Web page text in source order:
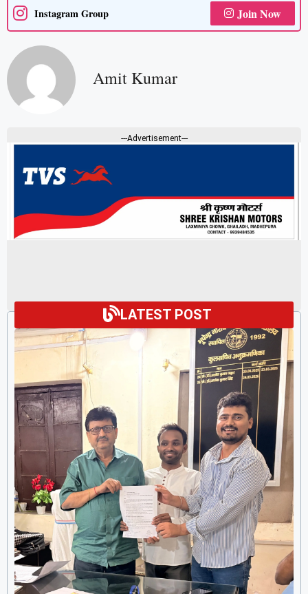
Instagram Group Join Now
Amit Kumar
---Advertisement---
LATEST POST